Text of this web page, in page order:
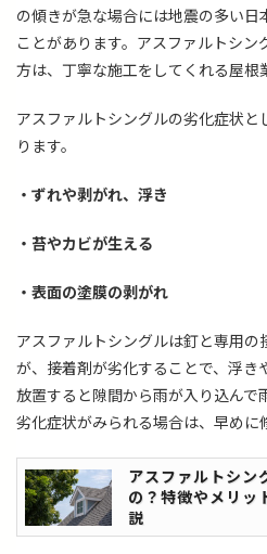
の傾きが急な場合には地震の多い日
ことがあります。アスファルトシン
方は、丁寧な施工をしてくれる屋根
アスファルトシングルの劣化症状と
ります。
・ずれや剥がれ、浮き
・苔やカビが生える
・表面の塗膜の剥がれ
アスファルトシングルは釘と専用の
が、接着剤が劣化することで、浮き
放置すると隙間から雨が入り込んで
劣化症状がみられる場合は、早めに
アスファルトシン
の？特徴やメリッ
説